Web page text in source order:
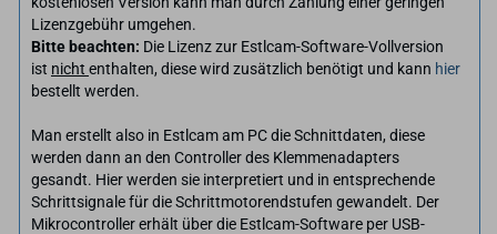
Lizenzgebühr umgehen.
Bitte beachten: Die Lizenz zur Estlcam-Software-Vollversion
ist nicht enthalten, diese wird zusätzlich benötigt und kann hier
bestellt werden.
Man erstellt also in Estlcam am PC die Schnittdaten, diese
werden dann an den Controller des Klemmenadapters
gesandt. Hier werden sie interpretiert und in entsprechende
Schrittsignale für die Schrittmotorendstufen gewandelt. Der
Mikrocontroller erhält über die Estlcam-Software per USB-